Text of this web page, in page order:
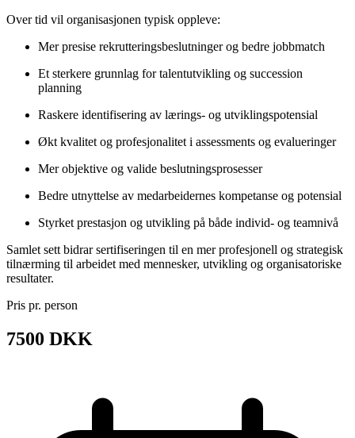
Over tid vil organisasjonen typisk oppleve:
Mer presise rekrutteringsbeslutninger og bedre jobbmatch
Et sterkere grunnlag for talentutvikling og succession
planning
Raskere identifisering av lærings- og utviklingspotensial
Økt kvalitet og profesjonalitet i assessments og evalueringer
Mer objektive og valide beslutningsprosesser
Bedre utnyttelse av medarbeidernes kompetanse og potensial
Styrket prestasjon og utvikling på både individ- og teamnivå
Samlet sett bidrar sertifiseringen til en mer profesjonell og strategisk
tilnærming til arbeidet med mennesker, utvikling og organisatoriske
resultater.
Pris pr. person
7500 DKK